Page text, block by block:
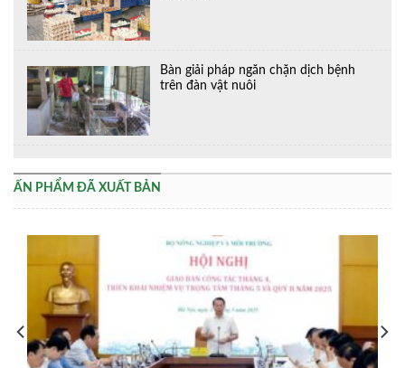
Bàn giải pháp ngăn chặn dịch bệnh
trên đàn vật nuôi
ẤN PHẨM ĐÃ XUẤT BẢN